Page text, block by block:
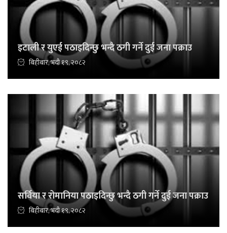
इटाली र युएई पठाइदिन्छु भन्दै ठगी गर्ने दुई जना पक्राउ
बिहीबार, भदौ १९, २०८२
सर्विया र रोमानिया पठाइदिन्छु भन्दै ठगी गर्ने दुई जना पक्राउ
बिहीबार, भदौ १९, २०८२